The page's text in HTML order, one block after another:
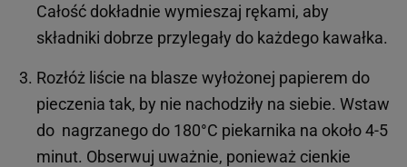
Całość dokładnie wymieszaj rękami, aby
składniki dobrze przylegały do każdego kawałka.
Rozłóż liście na blasze wyłożonej papierem do
pieczenia tak, by nie nachodziły na siebie. Wstaw
do nagrzanego do 180°C piekarnika na około 4-5
minut. Obserwuj uważnie, ponieważ cienkie